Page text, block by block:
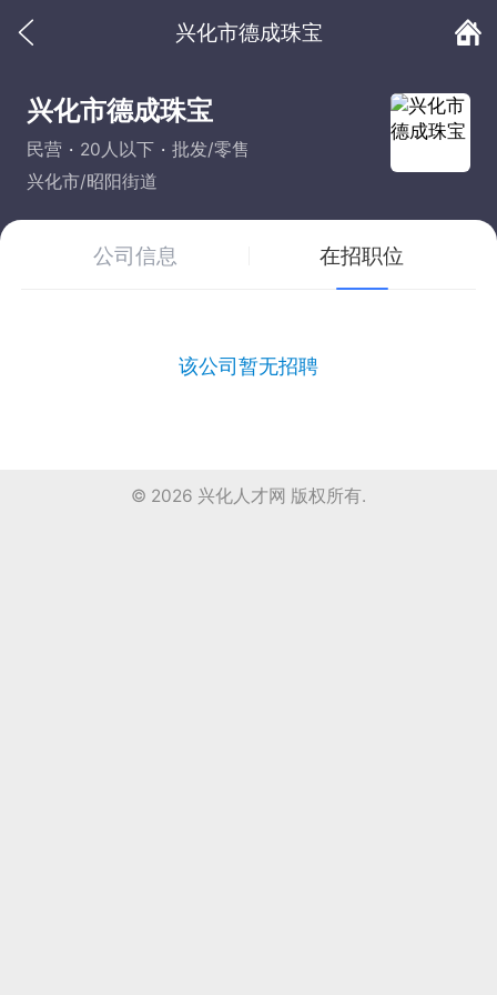
兴化市德成珠宝
兴化市德成珠宝
民营 20人以下
批发/零售
兴化市/昭阳街道
公司信息 在招职位
该公司暂无招聘
© 2026 兴化人才网 版权所有.